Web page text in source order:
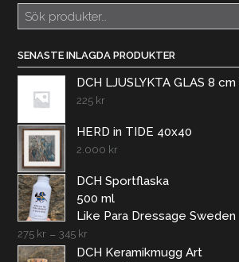
Sök
efter:
SENASTE INLAGDA PRODUKTER
DCH LJUSLYKTA GLAS 8
225 kr
HERD in TIDE 40x40
2.000 kr
DCH Sportflaska
500 ml
Like Para Dressage Sweden
275 kr – 345 kr
DCH Keramikmugg Art